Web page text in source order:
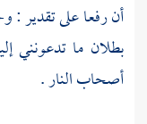
أن رفعا على تقدير :
بطلان ما تدعونني
أصحاب النار .